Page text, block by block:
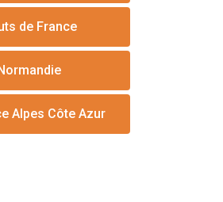
de France
Alpes Côte Azur